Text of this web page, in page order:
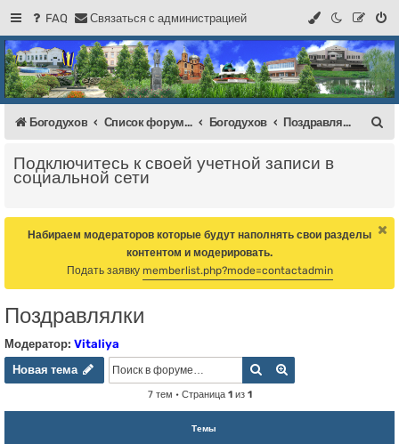
FAQ Связаться с администрацией
Регистрация
Форум Богодухова
Богодухов
Богодухов Список форумов Богодухов Поздравлялки
к
Подключитесь к своей учетной записи в
социальной сети
Набираем модераторов которые будут наполнять свои разделы
контентом и модерировать.
Подать заявку memberlist.php?mode=contactadmin
Поздравлялки
Модератор: Vitaliya
Новая тема
Новая тема Поиск
7 тем • Страница 1из 1
Темы